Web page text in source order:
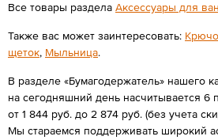
Все товары раздела Аксессуары для
Также вас может заинтересовать:
щеток, Мыльница.
В разделе «Бумагодержатель» нашего
на сегодняшний день насчитывается 6
от 1 844 руб. до 2 874 руб. (без учета
Мы стараемся поддерживать широкий